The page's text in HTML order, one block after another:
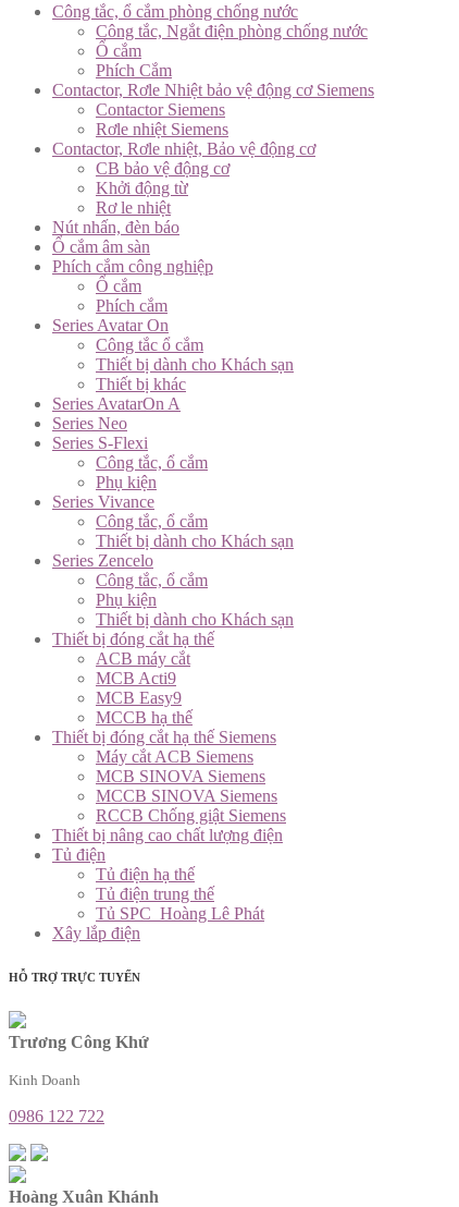
Công tắc, ổ cắm phòng chống nước
Công tắc, Ngắt điện phòng chống nước
Ổ cắm
Phích Cắm
Contactor, Rơle Nhiệt bảo vệ động cơ Siemens
Contactor Siemens
Rơle nhiệt Siemens
Contactor, Rơle nhiệt, Bảo vệ động cơ
CB bảo vệ động cơ
Khởi động từ
Rơ le nhiệt
Nút nhấn, đèn báo
Ổ cắm âm sàn
Phích cắm công nghiệp
Ổ cắm
Phích cắm
Series Avatar On
Công tắc ổ cắm
Thiết bị dành cho Khách sạn
Thiết bị khác
Series AvatarOn A
Series Neo
Series S-Flexi
Công tắc, ổ cắm
Phụ kiện
Series Vivance
Công tắc, ổ cắm
Thiết bị dành cho Khách sạn
Series Zencelo
Công tắc, ổ cắm
Phụ kiện
Thiết bị dành cho Khách sạn
Thiết bị đóng cắt hạ thế
ACB máy cắt
MCB Acti9
MCB Easy9
MCCB hạ thế
Thiết bị đóng cắt hạ thế Siemens
Máy cắt ACB Siemens
MCB SINOVA Siemens
MCCB SINOVA Siemens
RCCB Chống giật Siemens
Thiết bị nâng cao chất lượng điện
Tủ điện
Tủ điện hạ thế
Tủ điện trung thế
Tủ SPC_Hoàng Lê Phát
Xây lắp điện
HỖ TRỢ TRỰC TUYẾN
Trương Công Khứ
Kinh Doanh
0986 122 722
Hoàng Xuân Khánh